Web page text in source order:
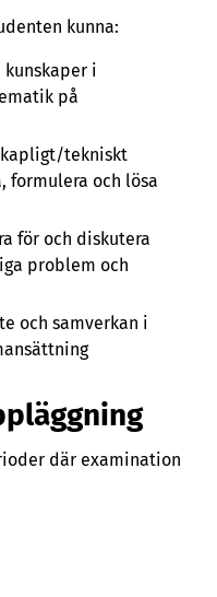
kunna:
i
på
tekniskt
formulera och lösa
för och diskutera
problem och
och samverkan i
där examination